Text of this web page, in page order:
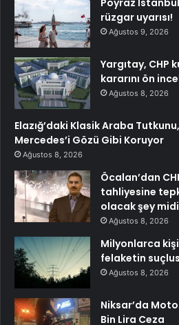
rüzgar uyarısı!
Ağustos 9, 2026
Yargıtay, CHP
kararını ön
Ağustos 8, 2026
Elazığ’daki Klasik Araba
Mercedes’i Gözü Gibi Koruyor
Ağustos 8, 2026
Öcalan’dan
tahliyesine
olacak şey
Ağustos 8, 2026
Milyonlarca
felaketin
Ağustos 8, 2026
Niksar’da
Bin Lira Ceza